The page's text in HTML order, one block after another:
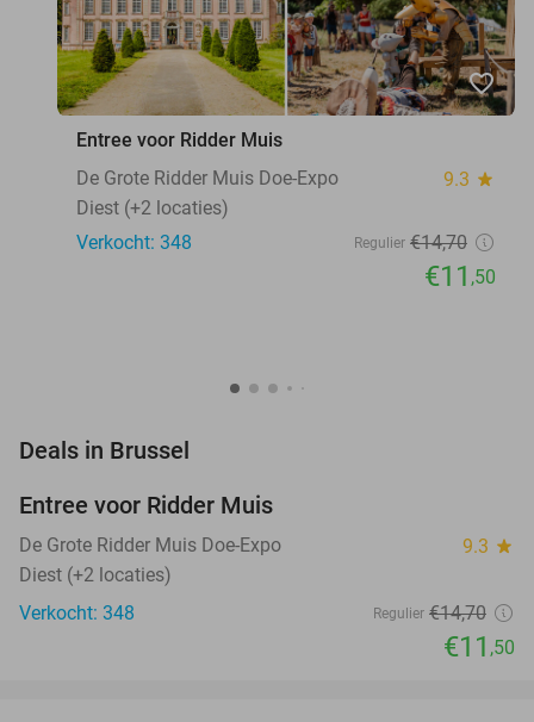
favorite_border
Entree voor Ridder Muis
De Grote Ridder Muis Doe-Expo
9.3 star
Diest (+2 locaties)
Verkocht: 348
Regulier €14,70
€11 ,50
Deals in Brussel
TODAY
Entree voor Ridder Muis
De Grote Ridder Muis Doe-Expo 9.3 star
Diest (+2 locaties)
Verkocht: 348
Regulier €14,70
€11 ,50